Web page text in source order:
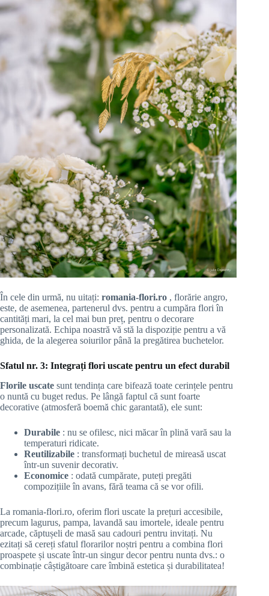
În cele din urmă, nu uitați: romania-flori.ro , florărie angro,
este, de asemenea, partenerul dvs. pentru a cumpăra flori în
cantități mari, la cel mai bun preț, pentru o decorare
personalizată. Echipa noastră vă stă la dispoziție pentru a vă
ghida, de la alegerea soiurilor până la pregătirea buchetelor.
Sfatul nr. 3: Integrați flori uscate pentru un efect durabil
Florile uscate sunt tendința care bifează toate cerințele pentru
o nuntă cu buget redus. Pe lângă faptul că sunt foarte
decorative (atmosferă boemă chic garantată), ele sunt:
Durabile : nu se ofilesc, nici măcar în plină vară sau la
temperaturi ridicate.
Reutilizabile : transformați buchetul de mireasă uscat
într-un suvenir decorativ.
Economice : odată cumpărate, puteți pregăti
compozițiile în avans, fără teama că se vor ofili.
La romania-flori.ro, oferim flori uscate la prețuri accesibile,
precum lagurus, pampa, lavandă sau imortele, ideale pentru
arcade, căptușeli de masă sau cadouri pentru invitați. Nu
ezitați să cereți sfatul florarilor noștri pentru a combina flori
proaspete și uscate într-un singur decor pentru nunta dvs.: o
combinație câștigătoare care îmbină estetica și durabilitatea!